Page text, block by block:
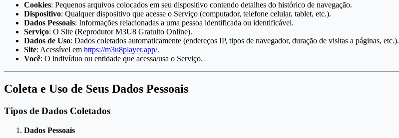
Cookies: Pequenos arquivos colocados em seu dispositivo contendo detalhes do histórico de navegação.
Dispositivo: Qualquer dispositivo que acesse o Serviço (computador, telefone celular, tablet, etc.).
Dados Pessoais: Informações relacionadas a uma pessoa identificada ou identificável.
Serviço: O Site (Reprodutor M3U8 Gratuito Online).
Dados de Uso: Dados coletados automaticamente (endereços IP, tipos de navegador, duração de visitas a páginas, etc.).
Site: Acessível em https://m3u8player.app/.
Você: O indivíduo ou entidade que acessa/usa o Serviço.
Coleta e Uso de Seus Dados Pessoais
Tipos de Dados Coletados
Dados Pessoais